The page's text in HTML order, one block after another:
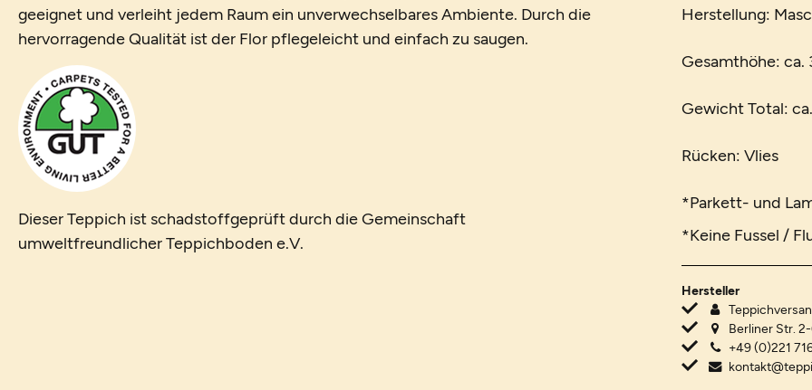
geeignet und verleiht jedem Raum ein unverwechselbares Ambiente. Durch die
hervorragende Qualität ist der Flor pflegeleicht und einfach zu saugen.
Dieser Teppich ist schadstoffgeprüft durch die Gemeinschaft
umweltfreundlicher Teppichboden e.V.
Herstellung:
Gesamthöhe: ca.
Gewicht Total:
Rücken: Vlies
*Parkett- und
*Keine Fussel /
Hersteller
Berliner Str.
+49 (0)221